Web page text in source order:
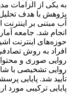
به یکی از الزامات
پژوهش با هدف
آب مبتنی بر
انجام شد. جامعه
افراد به روش
روایی صوری و
تأیید شد. پایایی
پایایی ترکیبی مورد